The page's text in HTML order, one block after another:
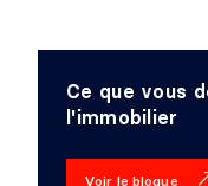
Ce que vous
l'immobilier
Voir le blogue